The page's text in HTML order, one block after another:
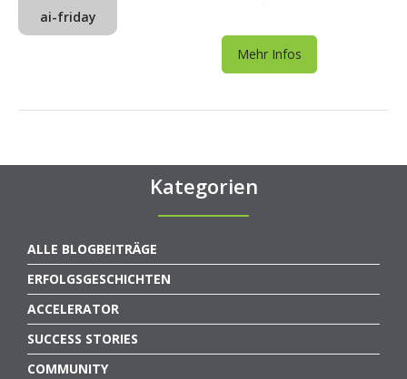
ai-friday
Mehr Infos
Kategorien
ALLE BLOGBEITRÄGE
ERFOLGSGESCHICHTEN
ACCELERATOR
SUCCESS STORIES
COMMUNITY